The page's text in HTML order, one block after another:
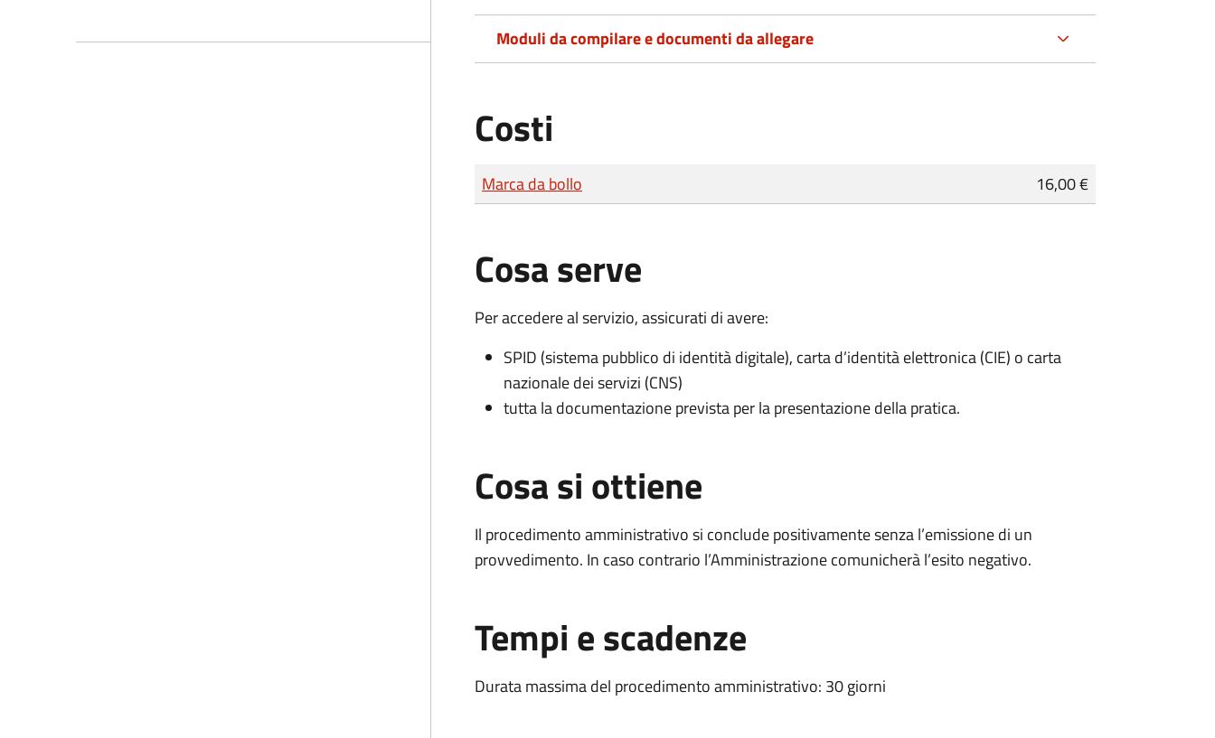
Moduli da compilare e documenti da allegare
Costi
Tipo di pagamento
Importo
Marca da bollo 16,00 €
Cosa serve
Per accedere al servizio, assicurati di avere:
SPID (sistema pubblico di identità digitale), carta d’identità elettronica (CIE) o carta
nazionale dei servizi (CNS)
tutta la documentazione prevista per la presentazione della pratica.
Cosa si ottiene
Il procedimento amministrativo si conclude positivamente senza l’emissione di un
provvedimento. In caso contrario l’Amministrazione comunicherà l’esito negativo.
Tempi e scadenze
Durata massima del procedimento amministrativo: 30 giorni